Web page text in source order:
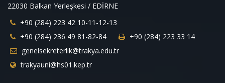
22030 Balkan Yerleşkesi / EDİRNE
+90 (284) 223 42 10-11-12-13
+90 (284) 236 49 81-82-84
+90 (284) 223 33 14
genelsekreterlik@trakya.edu.tr
trakyauni@hs01.kep.tr